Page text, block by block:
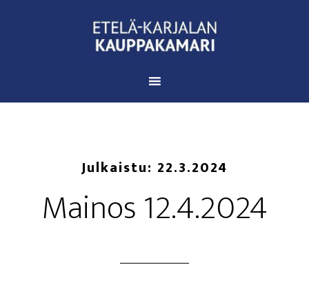
Julkaistu: 22.3.2024
Mai­nos 12.4.2024